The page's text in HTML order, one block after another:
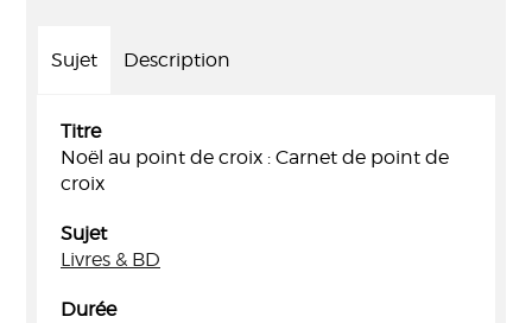
Sujet Description
Titre
Noël au point de croix : Carnet de point de
croix
Sujet
Livres & BD
Durée